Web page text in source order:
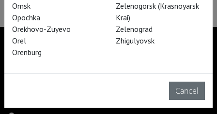
TheatreHD
Omsk
Opochka
Orekhovo-Zuyevo
Orel
Orenburg
Zelenogorsk (Krasnoyarsk
Krai)
Zelenograd
Zhigulyovsk
Cancel